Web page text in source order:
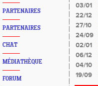
PARTENAIRES
PARTENAIRES
CHAT
MÉDIATHÈQUE
FORUM
03/01
22/12
27/10
24/09
02/01
06/12
04/10
19/09